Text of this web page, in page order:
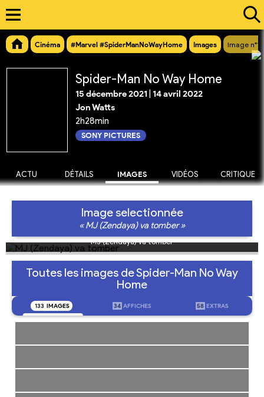
Cinéma #Marvel #SpiderManNoWayHome Images Image
Spider-Man No Way Home
15 décembre 2021 14 avril 2022
Jon Watts
2h28min
SONY PICTURES
ACTU DÉTAILS IMAGES VIDÉOS CRITIQUE
Image selectionnée
« MJ (Zendaya) va tomber »
MJ (Zendaya) va tomber
Toutes les images de Spider-Man No Way
Home
133 IMAGES 34 AFFICHES 58 EXTRAS